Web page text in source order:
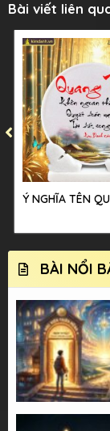
Bài viết liên
Ý NGHĨA TÊN
BÀI NỔI